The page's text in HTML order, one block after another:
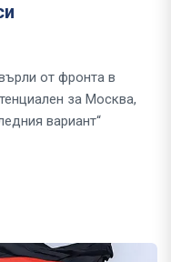
от фронта в
за Москва,
вариант“